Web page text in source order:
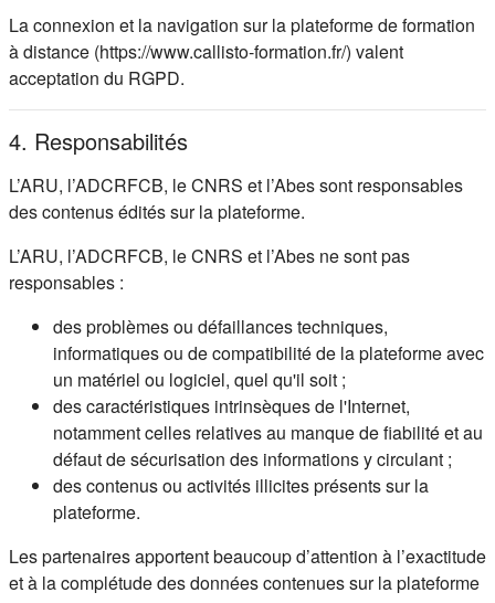
La connexion et la navigation sur la plateforme de formation
à distance (https://www.callisto-formation.fr/) valent
acceptation du RGPD.
4. Responsabilités
L’ARU, l’ADCRFCB, le CNRS et l’Abes sont responsables
des contenus édités sur la plateforme.
L’ARU, l’ADCRFCB, le CNRS et l’Abes ne sont pas
responsables :
des problèmes ou défaillances techniques,
informatiques ou de compatibilité de la plateforme avec
un matériel ou logiciel, quel qu'il soit ;
des caractéristiques intrinsèques de l'Internet,
notamment celles relatives au manque de fiabilité et au
défaut de sécurisation des informations y circulant ;
des contenus ou activités illicites présents sur la
plateforme.
Les partenaires apportent beaucoup d’attention à l’exactitude
et à la complétude des données contenues sur la plateforme